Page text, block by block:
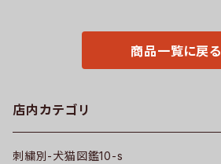
商品一覧に戻る
店内カテゴリ
刺繍別-犬猫図鑑10-s